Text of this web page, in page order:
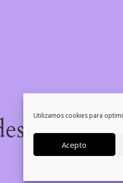
Utilizamos cookies para
Acepto